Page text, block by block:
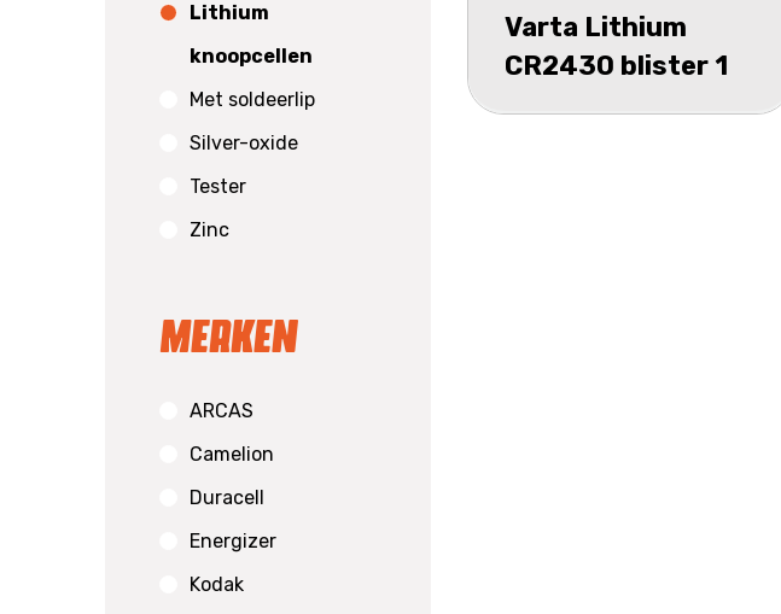
Varta Lithium
CR2430 blister 1
Lithium
knoopcellen
Met soldeerlip
Silver-oxide
Tester
Zinc
Merken
ARCAS
Camelion
Duracell
Energizer
Kodak